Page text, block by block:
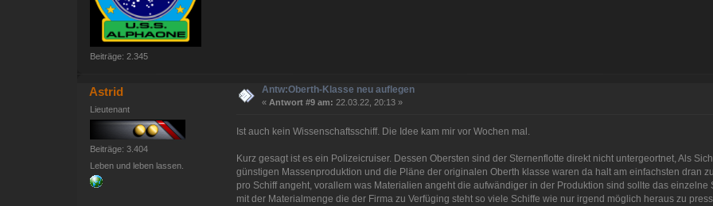
Beiträge: 2.345
Astrid
Lieutenant
Beiträge: 3.404
Leben und leben lassen.
Antw:Oberth-Klasse neu auflegen
« Antwort #9 am: 22.03.22, 20:13 »
Ist auch kein Wissenschaftsschiff. Die Idee kam mir vor Wochen mal.
Kurz gesagt ist es ein Polizeicruiser. Dessen Obersten sind der Sternenflotte direkt nicht untergeortnet, Als
günstigen Massenproduktion und die Pläne der originalen Oberth klasse waren da halt am einfachsten dran
pro Schiff angeht, vorallem was Materialien angeht die aufwändiger in der Produktion sind sollte das
mit der Materialmenge die der Firma zu Verfüging steht so viele Schiffe wie nur irgend möglich heraus zu